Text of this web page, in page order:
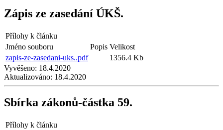
Zápis ze zasedání ÚKŠ.
Přílohy k článku
Jméno souboru
Popis Velikost
zapis-ze-zasedani-uks..pdf
1356.4 Kb
Vyvěšeno: 18.4.2020
Aktualizováno: 18.4.2020
Sbírka zákonů-částka 59.
Přílohy k článku